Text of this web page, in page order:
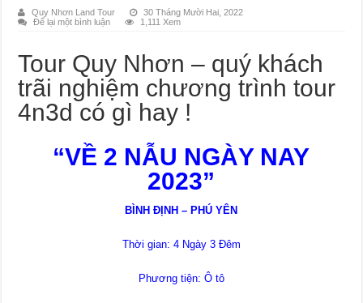
Quy Nhơn Land Tour
30 Tháng Mười Hai, 2022
Để lại một bình luận
1,111 Xem
Tour Quy Nhơn – quý khách
trãi nghiệm chương trình tour
4n3d có gì hay !
“VỀ 2 NẪU NGÀY NAY
2023”
BÌNH ĐỊNH – PHÚ YÊN
Thời gian: 4 Ngày 3 Đêm
Phương tiện: Ô tô